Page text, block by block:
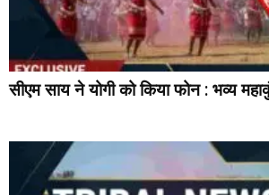
सीएम साय ने योगी को किया फोन : भव्य